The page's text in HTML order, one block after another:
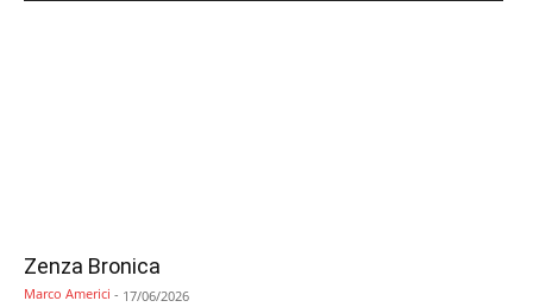
Zenza Bronica
Marco Americi - 17/06/2026